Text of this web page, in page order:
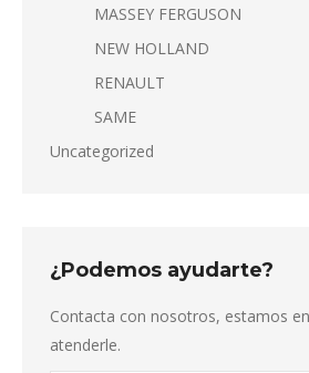
MASSEY FERGUSON
NEW HOLLAND
RENAULT
SAME
Uncategorized
¿Podemos ayudarte?
Contacta con nosotros, estamos
atenderle.